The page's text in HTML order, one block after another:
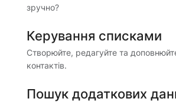
зручно?
Керування списками
Створюйте, редагуйте та
контактів.
Пошук додаткових